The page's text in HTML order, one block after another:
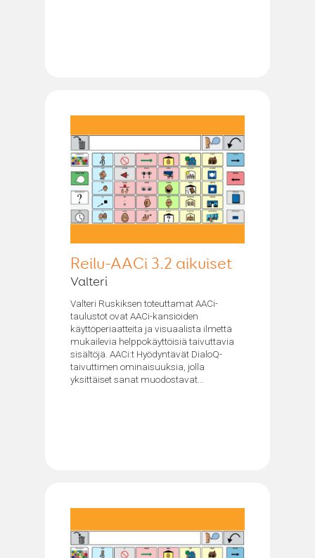
Reilu-AACi 3.2 aikuiset
Valteri
Valteri Ruskiksen toteuttamat AACi-
taulustot ovat AACi-kansioiden
käyttöperiaatteita ja visuaalista ilmettä
mukailevia helppokäyttöisiä taivuttavia
sisältöjä. AACi:t Hyödyntävät DialoQ-
taivuttimen ominaisuuksia, jolla
yksittäiset sanat muodostavat...